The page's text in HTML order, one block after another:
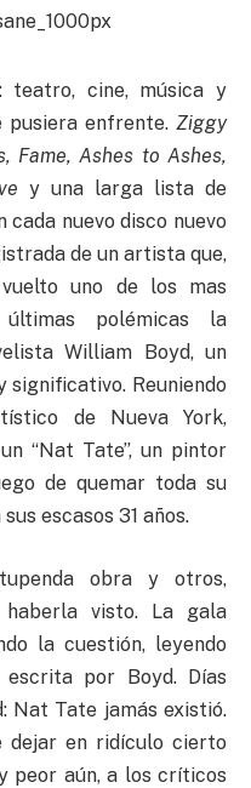
teatro, cine, música y
pusiera enfrente. Ziggy
Fame, Ashes to Ashes,
y una larga lista de
nuevo disco nuevo
de un artista que,
uno de los mas
polémicas la
William Boyd, un
significativo. Reuniendo
de Nueva York,
“Nat Tate”, un pintor
de quemar toda su
escasos 31 años.
obra y otros,
haberla visto. La gala
la cuestión, leyendo
por Boyd. Días
Nat Tate jamás existió.
dejar en ridículo cierto
peor aún, a los críticos